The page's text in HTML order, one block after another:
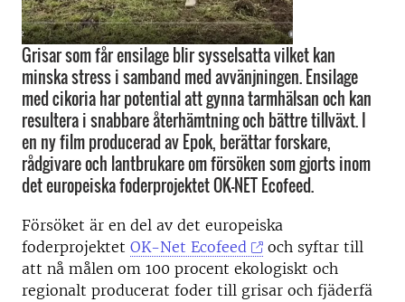
Grisar som får ensilage blir sysselsatta vilket kan
minska stress i samband med avvänjningen. Ensilage
med cikoria har potential att gynna tarmhälsan och kan
resultera i snabbare återhämtning och bättre tillväxt. I
en ny film producerad av Epok, berättar forskare,
rådgivare och lantbrukare om försöken som gjorts inom
det europeiska foderprojektet OK-NET Ecofeed.
Försöket är en del av det europeiska
foderprojektet OK-Net Ecofeed
och syftar till
att nå målen om 100 procent ekologiskt och
regionalt producerat foder till grisar och fjäderfä